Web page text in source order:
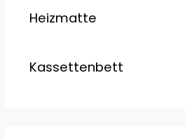
Heizmatte
Kassettenbett